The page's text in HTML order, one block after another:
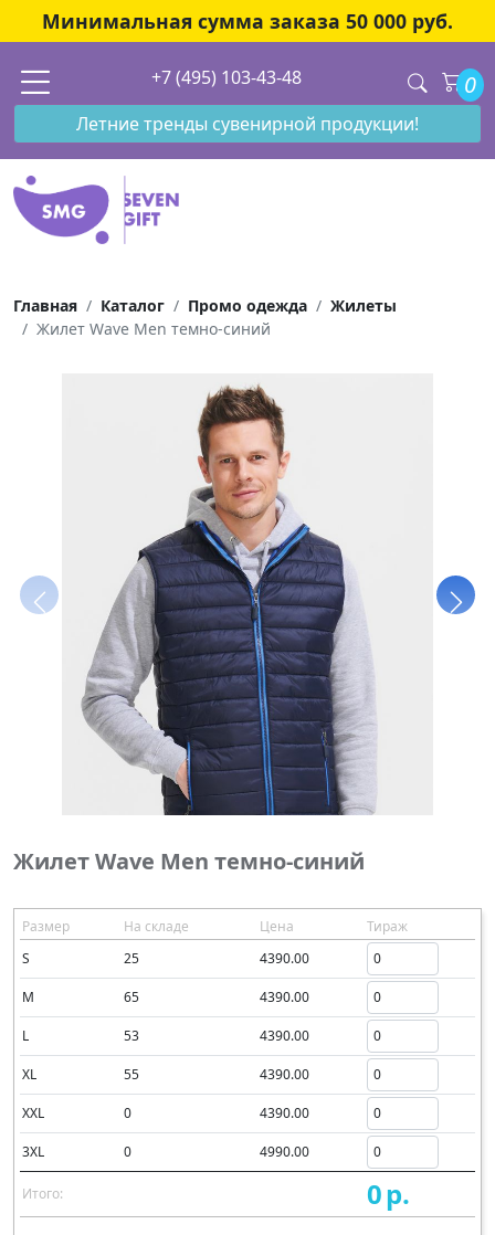
Минимальная сумма заказа 50 000 руб.
+7 (495) 103-43-48 0
Летние тренды сувенирной продукции!
Главная Каталог Промо одежда
Жилеты
Жилет Wave Men темно-синий
Жилет Wave Men темно-синий
Размер На складе Цена
Тираж
S
25 4390.00
M 65 4390.00
L 53 4390.00
XL 55 4390.00
XXL 0 4390.00
3XL 0 4990.00
Итого: 0р.